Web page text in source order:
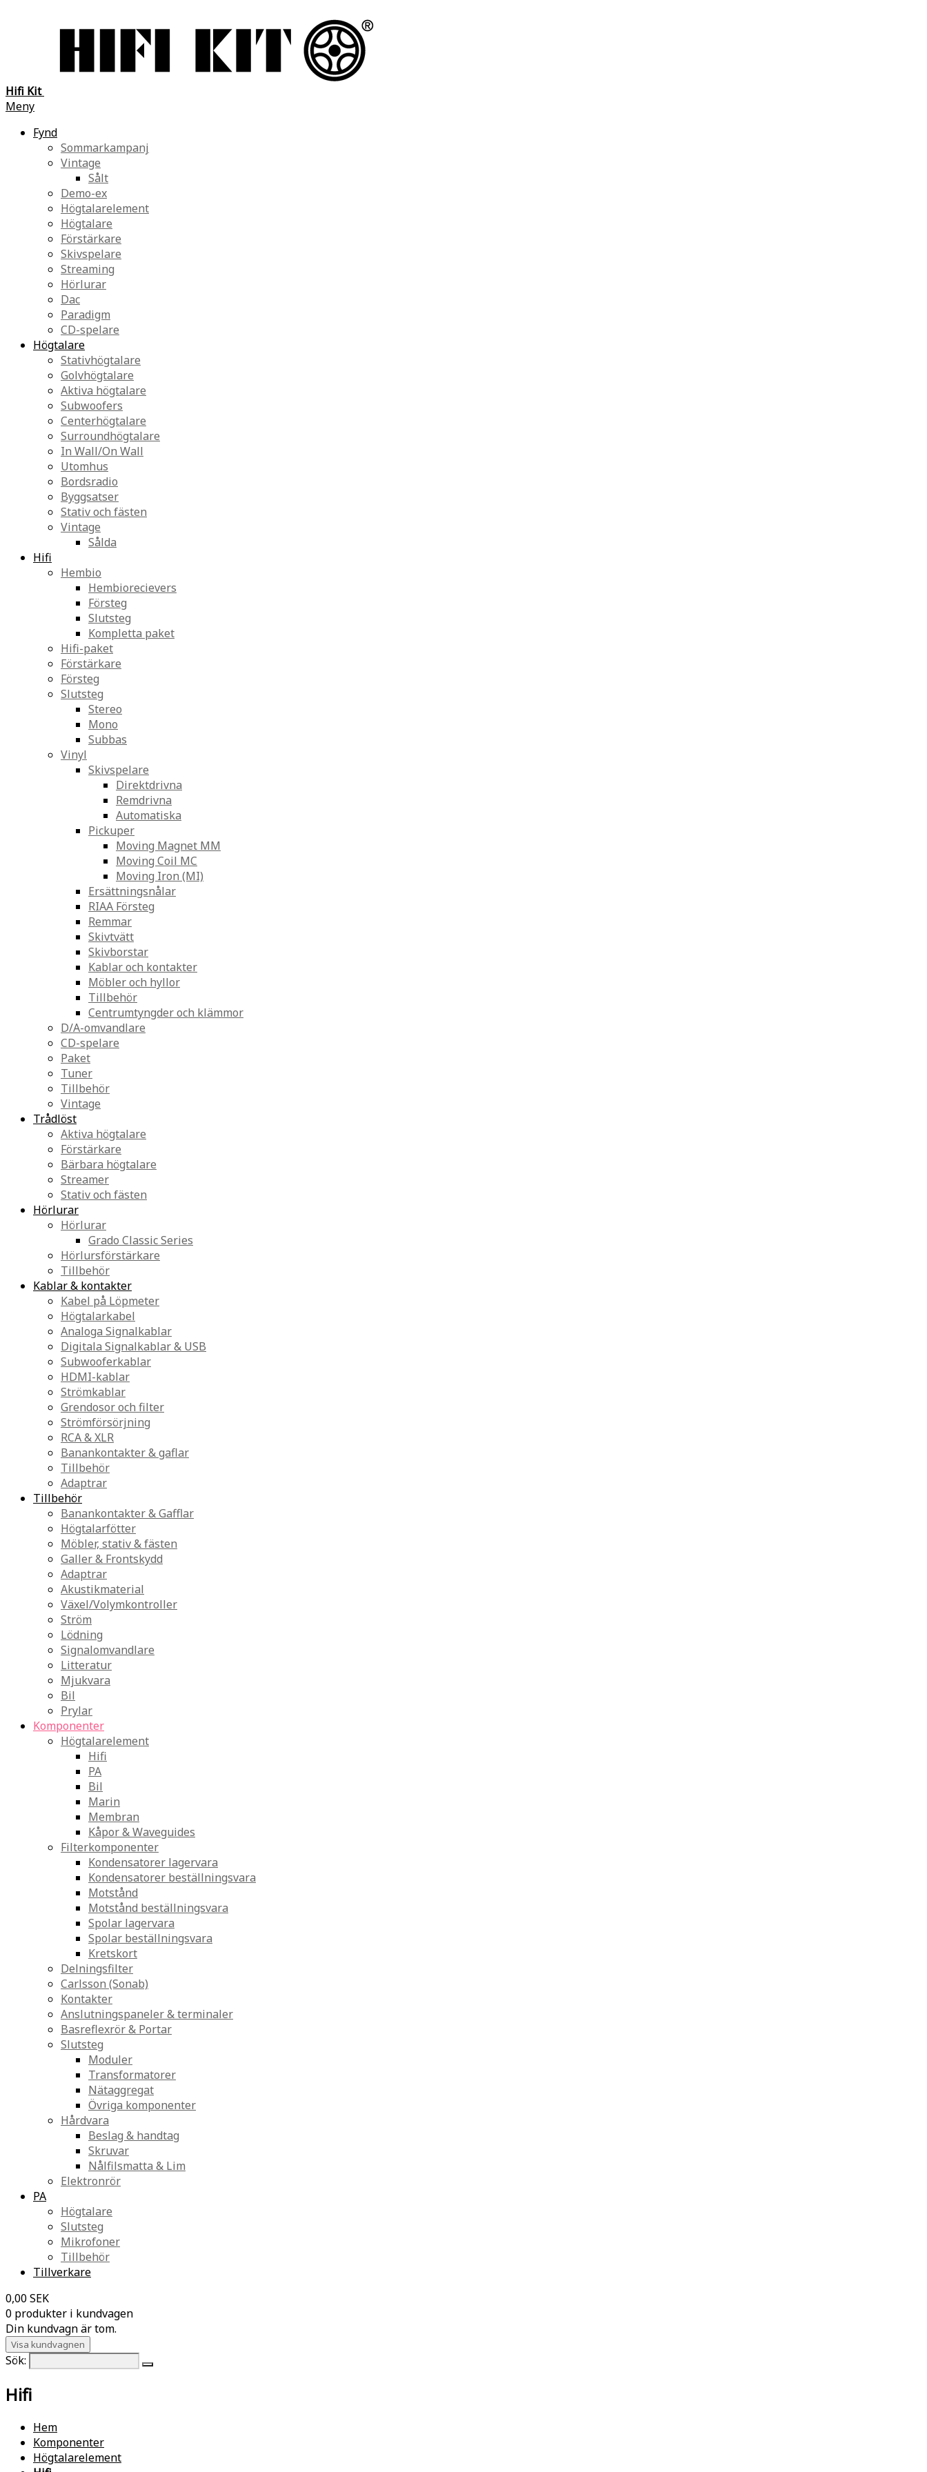
Hifi Kit
Meny
Fynd
Sommarkampanj
Vintage
Sålt
Demo-ex
Högtalarelement
Högtalare
Förstärkare
Skivspelare
Streaming
Hörlurar
Dac
Paradigm
CD-spelare
Högtalare
Stativhögtalare
Golvhögtalare
Aktiva högtalare
Subwoofers
Centerhögtalare
Surroundhögtalare
In Wall/On Wall
Utomhus
Bordsradio
Byggsatser
Stativ och fästen
Vintage
Sålda
Hifi
Hembio
Hembiorecievers
Försteg
Slutsteg
Kompletta paket
Hifi-paket
Förstärkare
Försteg
Slutsteg
Stereo
Mono
Subbas
Vinyl
Skivspelare
Direktdrivna
Remdrivna
Automatiska
Pickuper
Moving Magnet MM
Moving Coil MC
Moving Iron (MI)
Ersättningsnålar
RIAA Försteg
Remmar
Skivtvätt
Skivborstar
Kablar och kontakter
Möbler och hyllor
Tillbehör
Centrumtyngder och klämmor
D/A-omvandlare
CD-spelare
Paket
Tuner
Tillbehör
Vintage
Trådlöst
Aktiva högtalare
Förstärkare
Bärbara högtalare
Streamer
Stativ och fästen
Hörlurar
Hörlurar
Grado Classic Series
Hörlursförstärkare
Tillbehör
Kablar & kontakter
Kabel på Löpmeter
Högtalarkabel
Analoga Signalkablar
Digitala Signalkablar & USB
Subwooferkablar
HDMI-kablar
Strömkablar
Grendosor och filter
Strömförsörjning
RCA & XLR
Banankontakter & gaflar
Tillbehör
Adaptrar
Tillbehör
Banankontakter & Gafflar
Högtalarfötter
Möbler, stativ & fästen
Galler & Frontskydd
Adaptrar
Akustikmaterial
Växel/Volymkontroller
Ström
Lödning
Signalomvandlare
Litteratur
Mjukvara
Bil
Prylar
Komponenter
Högtalarelement
Hifi
PA
Bil
Marin
Membran
Kåpor & Waveguides
Filterkomponenter
Kondensatorer lagervara
Kondensatorer beställningsvara
Motstånd
Motstånd beställningsvara
Spolar lagervara
Spolar beställningsvara
Kretskort
Delningsfilter
Carlsson (Sonab)
Kontakter
Anslutningspaneler & terminaler
Basreflexrör & Portar
Slutsteg
Moduler
Transformatorer
Nätaggregat
Övriga komponenter
Hårdvara
Beslag & handtag
Skruvar
Nålfilsmatta & Lim
Elektronrör
PA
Högtalare
Slutsteg
Mikrofoner
Tillbehör
Tillverkare
0,00 SEK
0 produkter i kundvagen
Din kundvagn är tom.
Visa kundvagnen
Sök:
Hifi
Hem
Komponenter
Högtalarelement